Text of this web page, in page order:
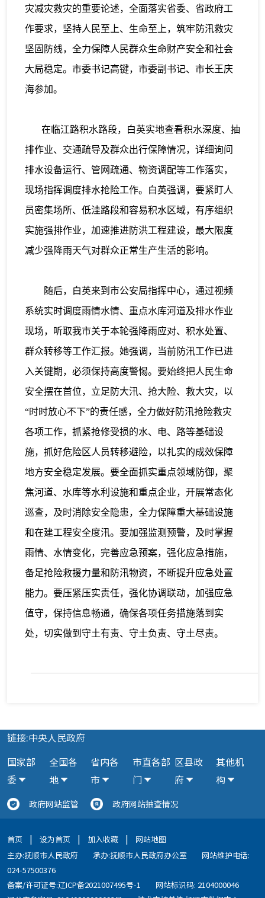
灾减灾救灾的重要论述，全面落实省委、省政府工
作要求，坚持人民至上、生命至上，筑牢防汛救灾
坚固防线，全力保障人民群众生命财产安全和社会
大局稳定。市委书记高键，市委副书记、市长王庆
海参加。
在临江路积水路段，白英实地查看积水深度、抽
排作业、交通疏导及群众出行保障情况，详细询问
排水设备运行、管网疏通、物资调配等工作落实，
现场指挥调度排水抢险工作。白英强调，要紧盯人
员密集场所、低洼路段和容易积水区域，有序组织
实施强排作业，加速推进防洪工程建设，最大限度
减少强降雨天气对群众正常生产生活的影响。
随后，白英来到市公安局指挥中心，通过视频
系统实时调度雨情水情、重点水库河道及排水作业
现场，听取我市关于本轮强降雨应对、积水处置、
群众转移等工作汇报。她强调，当前防汛工作已进
入关键期，必须保持高度警惕。要始终把人民生命
安全摆在首位，立足防大汛、抢大险、救大灾，以
“时时放心不下”的责任感，全力做好防汛抢险救灾
各项工作，抓紧抢修受损的水、电、路等基础设
施，抓好危险区人员转移避险，以扎实的成效保障
地方安全稳定发展。要全面抓实重点领域防御，聚
焦河道、水库等水利设施和重点企业，开展常态化
巡查，及时消除安全隐患，全力保障重大基础设施
和在建工程安全度汛。要加强监测预警，及时掌握
雨情、水情变化，完善应急预案，强化应急措施，
备足抢险救援力量和防汛物资，不断提升应急处置
能力。要压紧压实责任，强化协调联动，加强应急
值守，保持信息畅通，确保各项任务措施落到实
处，切实做到守土有责、守土负责、守土尽责。
链接:中央人民政府
国家部
委
全国各
地
省内各
市
市直各部
门
区县政
府
其他机
构
政府网站监管 政府网站抽查情况
首页 | 设为首页 | 加入收藏 |
网站地图
主办:抚顺市人民政府
承办:抚顺市人民政府办公室
网站维护电话:
024-57500376
备案/许可证号:辽ICP备2021007495号-1
网站标识码: 2104000046